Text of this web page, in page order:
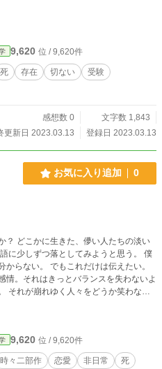
9,620 位 / 9,620件
死 存在 切ない
受験
感想数 0
文字数 1,843
更新日 2023.03.13
登録日 2023.03.13
お気に入り追加 0
淡い
けは伝えたい。
情。それはきっとバランスを失わないよ
それが崩れゆく人々をどうか笑わない
9,620 位 / 9,620件
時々二部作 恋愛 非日常 死